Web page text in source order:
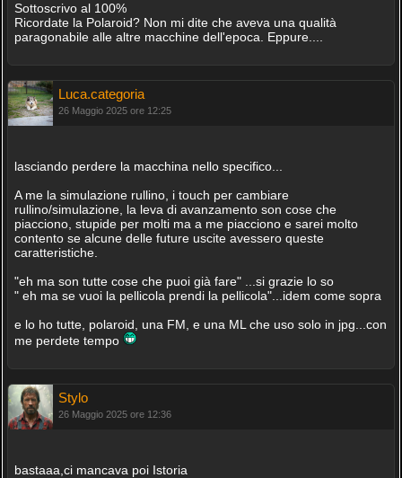
Sottoscrivo al 100%
Ricordate la Polaroid? Non mi dite che aveva una qualità
paragonabile alle altre macchine dell'epoca. Eppure....
Luca.categoria
26 Maggio 2025 ore 12:25
lasciando perdere la macchina nello specifico...
A me la simulazione rullino, i touch per cambiare
rullino/simulazione, la leva di avanzamento son cose che
piacciono, stupide per molti ma a me piacciono e sarei molto
contento se alcune delle future uscite avessero queste
caratteristiche.
"eh ma son tutte cose che puoi già fare" ...si grazie lo so
" eh ma se vuoi la pellicola prendi la pellicola"...idem come sopra
e lo ho tutte, polaroid, una FM, e una ML che uso solo in jpg...con
me perdete tempo
Stylo
26 Maggio 2025 ore 12:36
bastaaa,ci mancava poi Istoria